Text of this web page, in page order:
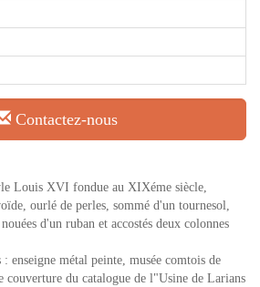
Contactez-nous
Louis XVI fondue au XIXéme siècle,
ourlé de perles, sommé d'un tournesol,
d'un ruban et accostés deux colonnes
enseigne métal peinte, musée comtois de
couverture du catalogue de l"Usine de Larians